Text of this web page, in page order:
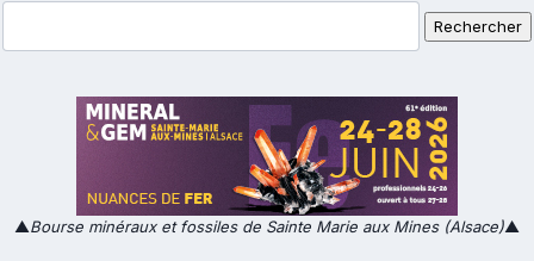
▲Bourse minéraux et fossiles de Sainte Marie aux Mines (Alsace)▲